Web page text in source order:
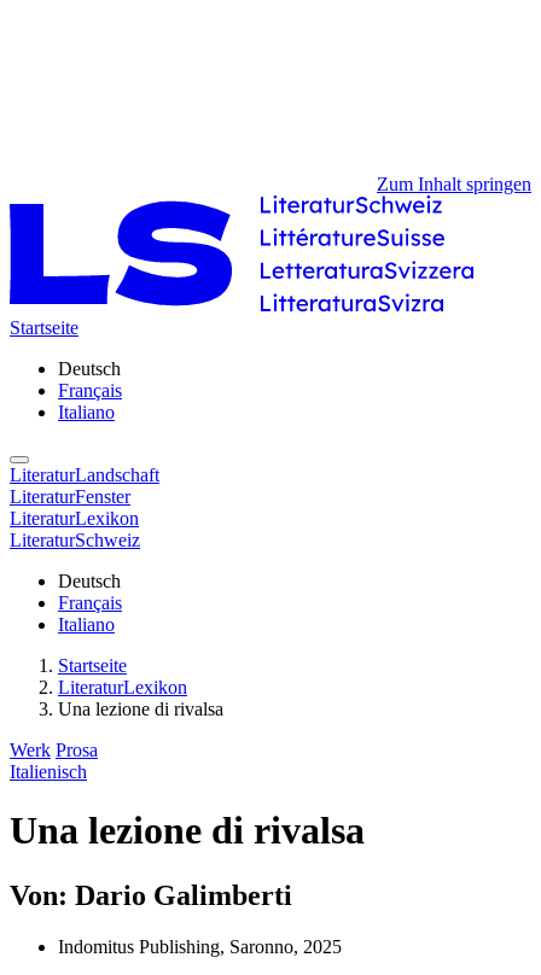
Zum Inhalt springen
Startseite
Deutsch
Français
Italiano
LiteraturLandschaft
LiteraturFenster
LiteraturLexikon
LiteraturSchweiz
Deutsch
Français
Italiano
Startseite
LiteraturLexikon
Una lezione di rivalsa
Werk Prosa
Italienisch
Una lezione di rivalsa
Von: Dario Galimberti
Indomitus Publishing, Saronno, 2025